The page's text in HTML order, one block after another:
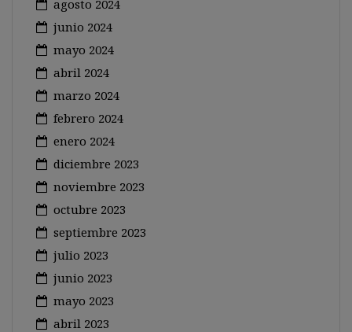
agosto 2024
junio 2024
mayo 2024
abril 2024
marzo 2024
febrero 2024
enero 2024
diciembre 2023
noviembre 2023
octubre 2023
septiembre 2023
julio 2023
junio 2023
mayo 2023
abril 2023